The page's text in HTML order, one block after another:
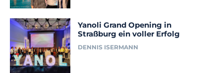
Yanoli Grand Opening in
Straßburg ein voller Erfolg
DENNIS ISERMANN